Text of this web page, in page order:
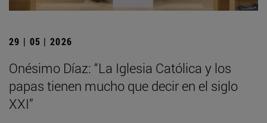
29 | 05 | 2026
Onésimo Díaz: “La Iglesia Católica y los
papas tienen mucho que decir en el siglo
XXI”